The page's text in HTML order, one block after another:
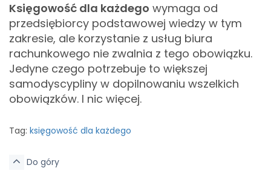
Księgowość dla każdego wymaga od
przedsiębiorcy podstawowej wiedzy w tym
zakresie, ale korzystanie z usług biura
rachunkowego nie zwalnia z tego obowiązku.
Jedyne czego potrzebuje to większej
samodyscypliny w dopilnowaniu wszelkich
obowiązków. I nic więcej.
Tag: księgowość dla każdego
Do góry